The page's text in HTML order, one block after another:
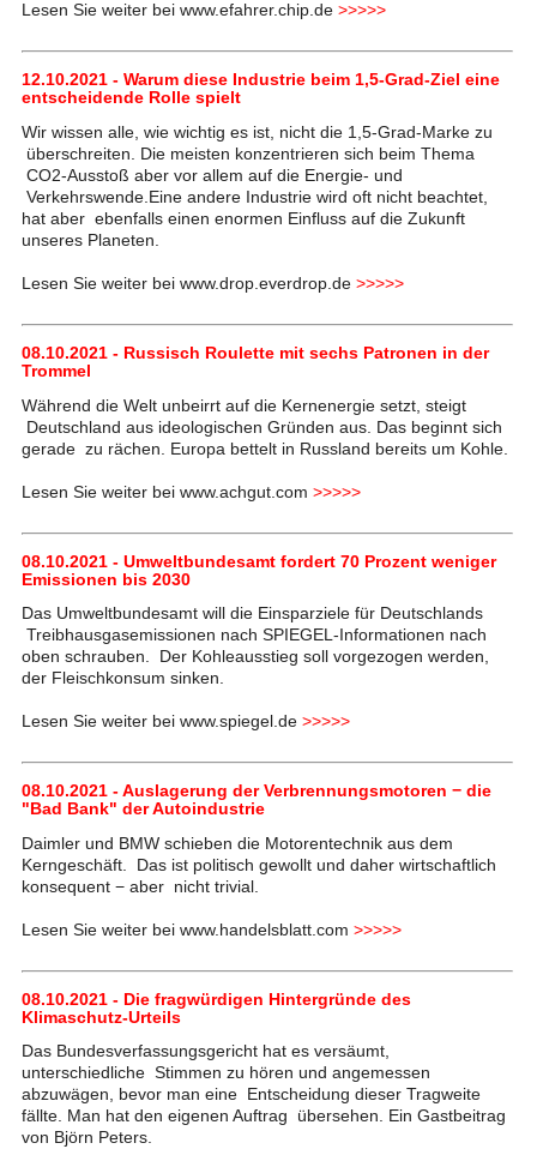
Lesen Sie weiter bei www.efahrer.chip.de >>>>>
12.10.2021 - Warum diese Industrie beim 1,5-Grad-Ziel eine
entscheidende Rolle spielt
Wir wissen alle, wie wichtig es ist, nicht die 1,5-Grad-Marke zu
überschreiten. Die meisten konzentrieren sich beim Thema
CO2-Ausstoß aber vor allem auf die Energie- und
Verkehrswende.Eine andere Industrie wird oft nicht beachtet,
hat aber ebenfalls einen enormen Einfluss auf die Zukunft
unseres Planeten.
Lesen Sie weiter bei www.drop.everdrop.de >>>>>
08.10.2021 - Russisch Roulette mit sechs Patronen in der
Trommel
Während die Welt unbeirrt auf die Kernenergie setzt, steigt
Deutschland aus ideologischen Gründen aus. Das beginnt sich
gerade zu rächen. Europa bettelt in Russland bereits um Kohle.
Lesen Sie weiter bei www.achgut.com >>>>>
08.10.2021 - Umweltbundesamt fordert 70 Prozent weniger
Emissionen bis 2030
Das Umweltbundesamt will die Einsparziele für Deutschlands
Treibhausgasemissionen nach SPIEGEL-Informationen nach
oben schrauben. Der Kohleausstieg soll vorgezogen werden,
der Fleischkonsum sinken.
Lesen Sie weiter bei www.spiegel.de >>>>>
08.10.2021 - Auslagerung der Verbrennungsmotoren − die
"Bad Bank" der Autoindustrie
Daimler und BMW schieben die Motorentechnik aus dem
Kerngeschäft. Das ist politisch gewollt und daher wirtschaftlich
konsequent − aber nicht trivial.
Lesen Sie weiter bei www.handelsblatt.com >>>>>
08.10.2021 - Die fragwürdigen Hintergründe des
Klimaschutz-Urteils
Das Bundesverfassungsgericht hat es versäumt,
unterschiedliche Stimmen zu hören und angemessen
abzuwägen, bevor man eine Entscheidung dieser Tragweite
fällte. Man hat den eigenen Auftrag übersehen. Ein Gastbeitrag
von Björn Peters.